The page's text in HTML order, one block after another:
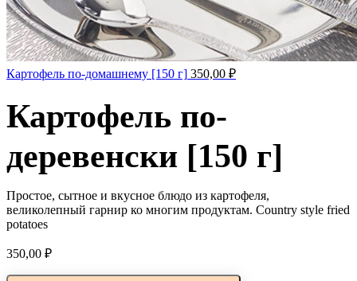
Картофель по-домашнему [150 г] 350,00 ₽
Картофель по-
деревенски [150 г]
Простое, сытное и вкусное блюдо из картофеля,
великолепный гарнир ко многим продуктам. Country style fried
potatoes
350,00 ₽